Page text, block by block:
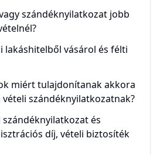
szándéknyilatkozat jobb
lakáshitelből vásárol és félti
miért tulajdonítanak akkora
szándéknyilatkozatnak?
és
díj, vételi biztosíték